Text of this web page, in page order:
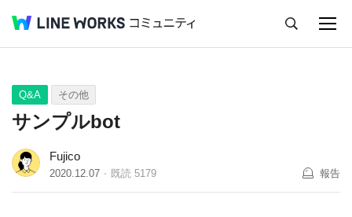
Q&A Tips Ideas
Q&A その他
サンプルbot
Fujico
2020.12.07 既読 5179 報告